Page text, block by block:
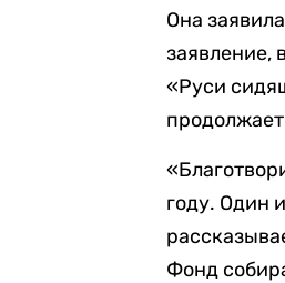
Она
заявление,
«Руси
году. Один
Фонд